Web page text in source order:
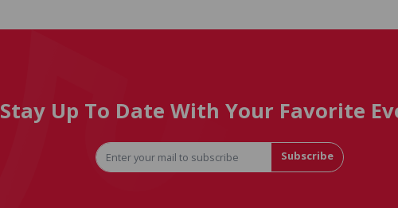
Stay Up To Date With Your Favorite
Subscribe